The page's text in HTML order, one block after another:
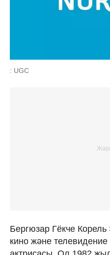
: UGC
Бергюзар Гёкче
кино және